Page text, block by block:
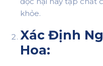
khỏe.
Xác Định
Hoa: